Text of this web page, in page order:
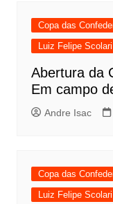
Copa das
Luiz Felipe Scolari
Abertura da
Em campo
Andre Isac
Copa das
Luiz Felipe Scolari